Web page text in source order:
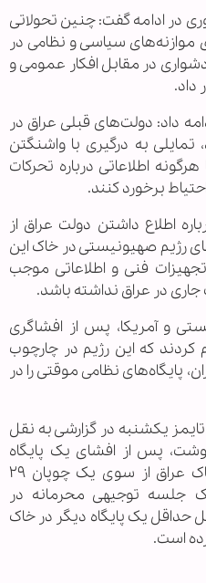
در ادامه گفت: چنین تحولاتی
موازنه‌های سیاسی و نظامی در
در مقابل افکار عمومی و
داد.
داد: دولت‌های قبلی عراق در
به درگیری با واشنگتن
اطلاعاتی درباره تحرکات
برخورد کنند.
اطلاع داشتن دولت عراق از
رژیم صهیونیستی در خاک این
فنی و اطلاعاتی موجب
جاری در عراق نداشته باشد.
و آمریکا، پس از افشاگری
کردند که این رژیم در چارچوب
پایگاه‌های نظامی موقتی را در
یکشنبه در گزارشی به نقل
پس از افشای یک پایگاه
نظامی رژیم صهیونیستی در خاک عراق از سوی یک چوپان ۲۹
یک جلسه توجیهی محرمانه در
حداقل یک پایگاه دیگر در خاک
است.